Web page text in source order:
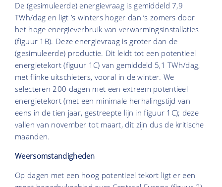
De (gesimuleerde) energievraag is gemiddeld 7,9
TWh/dag en ligt ’s winters hoger dan ’s zomers door
het hoge energieverbruik van verwarmingsinstallaties
(figuur 1B). Deze energievraag is groter dan de
(gesimuleerde) productie. Dit leidt tot een potentieel
energietekort (figuur 1C) van gemiddeld 5,1 TWh/dag,
met flinke uitschieters, vooral in de winter. We
selecteren 200 dagen met een extreem potentieel
energietekort (met een minimale herhalingstijd van
eens in de tien jaar, gestreepte lijn in figuur 1C); deze
vallen van november tot maart, dit zijn dus de kritische
maanden.
Weersomstandigheden
Op dagen met een hoog potentieel tekort ligt er een